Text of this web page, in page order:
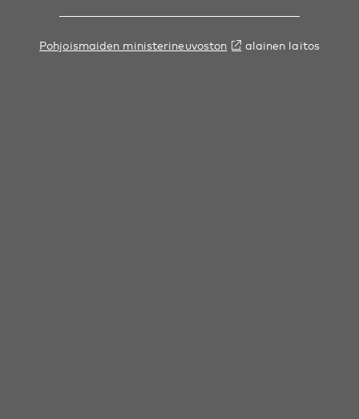
Pohjoismaiden ministerineuvoston alainen laitos